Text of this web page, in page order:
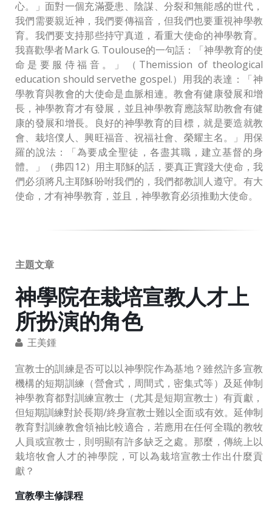
心。」面對一個充滿憂患、陰謀、分裂和無能感的世代，
我們需要親近神，我們要傳福音，但我們也要重視神學教
育。我們要支持那些持守真道，看重大使命的神學教育。
我喜歡學者Mark G. Toulouse的一句話：「神學教育的使
命是要服侍福音。」（Themission of theological
education should servethe gospel.）用我的表達：「神
學教育與教會的大使命是血脈相連。教會有健康發展和增
長，神學教育才有發展，並且神學教育應該幫助教會有健
康的發展和增長。良好的神學教育的目標，就是要造就教
會、栽培僕人、興旺福音、祝福社會、榮耀主名。」用保
羅的說法：「為要成全聖徒，各盡其職，建立基督的身
體。」（弗四12）用主耶穌的話，要真正實踐大使命，我
們必須將凡主耶穌吩咐我們的，我們都教訓人遵守。有大
使命，才有神學教育，並且，神學教育必須推動大使命。
主題文章
神學院在栽培宣教人才上
所扮演的角色
王美鍾
宣教士的訓練是否可以以神學院作為基地？雖然許多宣教
機構的短期訓練（營會式，周間式，密集式等）及延伸制
神學教育都對訓練宣教士（尤其是短期宣教士）有貢獻，
但短期訓練對於長期/終身宣教士難以全面或有效。延伸制
教育對訓練教會領袖比較適合，若應用在任何全職的教牧
人員或宣教士，則明顯有許多缺乏之處。那麼，傳統上以
栽培牧會人才的神學院，可以為栽培宣教士作出什麼貢
獻？
宣教學主修課程